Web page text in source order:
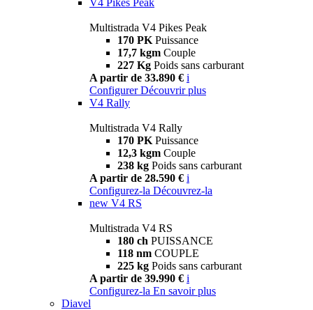
Multistrada V4 Pikes Peak
170 PK Puissance
17,7 kgm Couple
227 Kg Poids sans carburant
A partir de 33.890 € i
Configurer Découvrir plus
V4 Rally
Multistrada V4 Rally
170 PK Puissance
12,3 kgm Couple
238 kg Poids sans carburant
A partir de 28.590 € i
Configurez-la Découvrez-la
new V4 RS
Multistrada V4 RS
180 ch PUISSANCE
118 nm COUPLE
225 kg Poids sans carburant
A partir de 39.990 € i
Configurez-la En savoir plus
Diavel